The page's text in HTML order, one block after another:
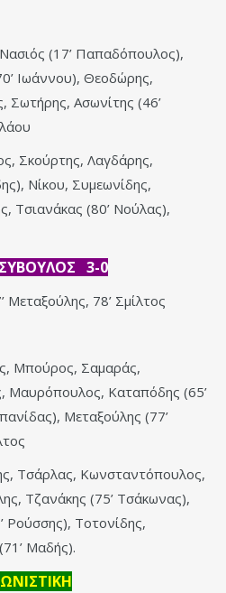
(17’ Παπαδόπουλος),
Ιωάννου), Θεοδώρης,
Ασωνίτης (46’
Σκούρτης, Λαγδάρης,
Νίκου, Συμεωνίδης,
Τσιανάκας (80’ Νούλας),
3-0
Μεταξούλης, 78’ Σμίλτος
Μπούρος, Σαμαράς,
Μαυρόπουλος, Καταπόδης (65’
Μεταξούλης (77’
Τσάρλας, Κωνσταντόπουλος,
Τζανάκης (75’ Τσάκωνας),
Ρούσσης), Τοτονίδης,
Μαδής).